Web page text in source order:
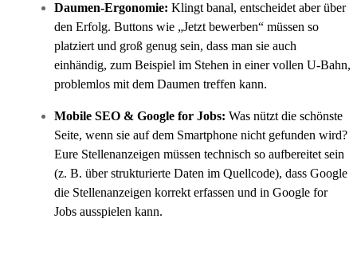
Daumen-Ergonomie: Klingt banal, entscheidet aber über
den Erfolg. Buttons wie „Jetzt bewerben“ müssen so
platziert und groß genug sein, dass man sie auch
einhändig, zum Beispiel im Stehen in einer vollen U-Bahn,
problemlos mit dem Daumen treffen kann.
Mobile SEO & Google for Jobs: Was nützt die schönste
Seite, wenn sie auf dem Smartphone nicht gefunden wird?
Eure Stellenanzeigen müssen technisch so aufbereitet sein
(z. B. über strukturierte Daten im Quellcode), dass Google
die Stellenanzeigen korrekt erfassen und in Google for
Jobs ausspielen kann.